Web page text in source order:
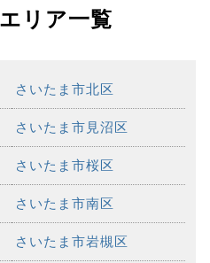
リア一覧
さいたま市北区
さいたま市見沼区
さいたま市桜区
さいたま市南区
さいたま市岩槻区